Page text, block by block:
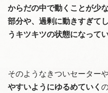
からだの中で動くことが少
部分や、過剰に動きすぎて
うキツキツの状態になってい
そのようなきついセーター
やすいようにゆるめていく